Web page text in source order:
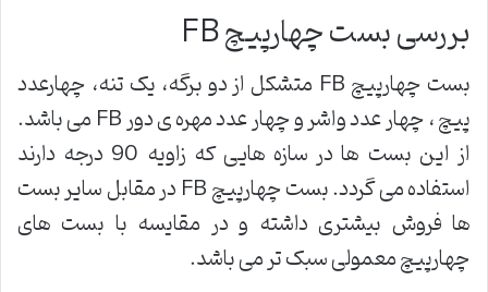
بررسی بست چهارپیچ FB
بست چهارپیچ FB متشکل از دو برگه، یک تنه، چهارعدد
پیچ ، چهار عدد واشر و چهار عدد مهره ی دور FB می باشد.
از این بست ها در سازه هایی که زاویه 90 درجه دارند
استفاده می گردد. بست چهارپیچ FB در مقابل سایر بست
ها فروش بیشتری داشته و در مقایسه با بست های
چهارپیچ معمولی سبک تر می باشد.